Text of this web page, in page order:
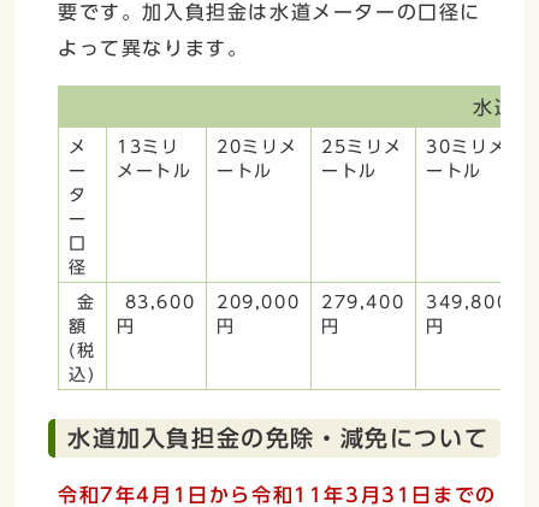
要です。加入負担金は水道メーターの口径に
よって異なります。
水道
メ
ー
タ
ー
口
径
13ミリ
メートル
20ミリメ
ートル
25ミリメ
ートル
30ミリメ
ートル
金
額
(税
込)
83,600
円
209,000
円
279,400
円
349,800
円
水道加入負担金の免除・減免について
令和7年4月1日から令和11年3月31日までの